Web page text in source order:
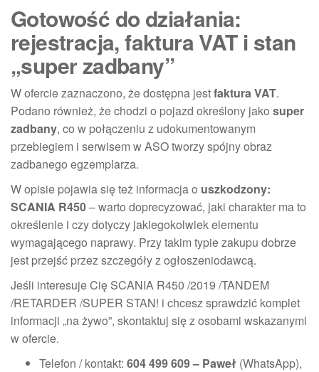
Gotowość do działania:
rejestracja, faktura VAT i stan
„super zadbany”
W ofercie zaznaczono, że dostępna jestfaktura VAT.
Podano również, że chodzi o pojazd określony jako super
zadbany, co w połączeniu z udokumentowanym
przebiegiem i serwisem w ASO tworzy spójny obraz
zadbanego egzemplarza.
W opisie pojawia się też informacja o uszkodzony:
SCANIA R450– warto doprecyzować, jaki charakter ma to
określenie i czy dotyczy jakiegokolwiek elementu
wymagającego naprawy. Przy takim typie zakupu dobrze
jest przejść przez szczegóły z ogłoszeniodawcą.
Jeśli interesuje Cię SCANIA R450 /2019 /TANDEM
/RETARDER /SUPER STAN! i chcesz sprawdzić komplet
informacji „na żywo”, skontaktuj się z osobami wskazanymi
w ofercie.
Telefon / kontakt: 604 499 609 – Paweł (WhatsApp),